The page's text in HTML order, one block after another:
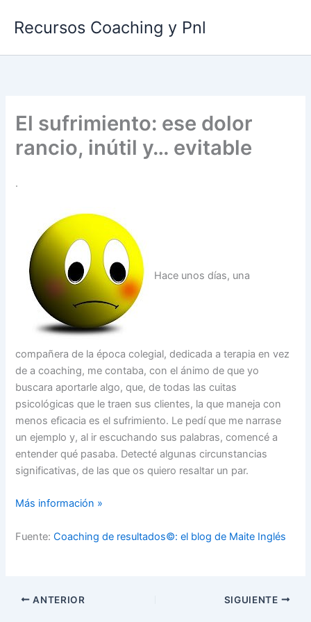
Recursos Coaching y Pnl
El sufrimiento: ese dolor
rancio, inútil y… evitable
.
Hace unos días, una
compañera de la época colegial, dedicada a terapia en vez
de a coaching, me contaba, con el ánimo de que yo
buscara aportarle algo, que, de todas las cuitas
psicológicas que le traen sus clientes, la que maneja con
menos eficacia es el sufrimiento. Le pedí que me narrase
un ejemplo y, al ir escuchando sus palabras, comencé a
entender qué pasaba. Detecté algunas circunstancias
significativas, de las que os quiero resaltar un par.
Más información »
Fuente:Coaching de resultados©: el blog de Maite Inglés
ANTERIOR SIGUIENTE